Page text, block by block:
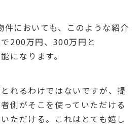
においても、このような紹介
200万円、300万円と
になります。
れるわけではないですが、提
側がそこを使っていただける
ただける。これはとても嬉し